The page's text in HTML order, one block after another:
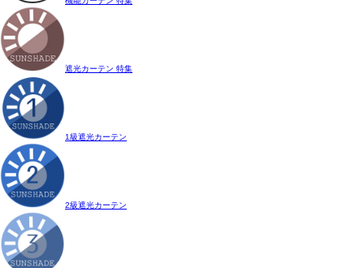
遮光カーテン 特集
1級遮光カーテン
2級遮光カーテン